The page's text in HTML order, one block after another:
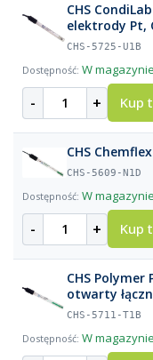
CHS
elektrody Pt,
zanurzenia
CHS-5725-U1B
W magazynie
- + Kup
CHS
CHS-5609-N1D
W magazynie
- + Kup
CHS
otwarty łącznik i 1 diafragma ZrO2,
1 m BNC/Cinch
CHS-5711-T1B
W magazynie